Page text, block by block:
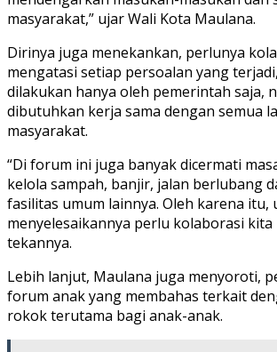
masyarakat,” ujar Wali Kota Maulana.
Dirinya juga menekankan, perlunya
mengatasi setiap persoalan yang
dilakukan hanya oleh pemerintah saja,
dibutuhkan kerja sama dengan semua
masyarakat.
“Di forum ini juga banyak dicermati
kelola sampah, banjir, jalan berlubang
fasilitas umum lainnya. Oleh karena itu,
menyelesaikannya perlu kolaborasi kita
tekannya.
Lebih lanjut, Maulana juga menyoroti,
forum anak yang membahas terkait
rokok terutama bagi anak-anak.